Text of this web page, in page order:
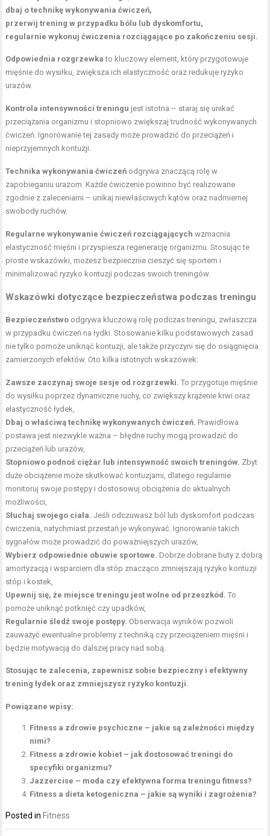
dbaj o technikę wykonywania ćwiczeń,
przerwij trening w przypadku bólu lub dyskomfortu,
regularnie wykonuj ćwiczenia rozciągające po zakończeniu sesji.
Odpowiednia rozgrzewka to kluczowy element, który przygotowuje
mięśnie do wysiłku, zwiększa ich elastyczność oraz redukuje ryzyko
urazów.
Kontrola intensywności treningu jest istotna – staraj się unikać
przeciążania organizmu i stopniowo zwiększaj trudność wykonywanych
ćwiczeń. Ignorowanie tej zasady może prowadzić do przeciążeń i
nieprzyjemnych kontuzji.
Technika wykonywania ćwiczeń odgrywa znaczącą rolę w
zapobieganiu urazom. Każde ćwiczenie powinno być realizowane
zgodnie z zaleceniami – unikaj niewłaściwych kątów oraz nadmiernej
swobody ruchów.
Regularne wykonywanie ćwiczeń rozciągających wzmacnia
elastyczność mięśni i przyspiesza regenerację organizmu. Stosując te
proste wskazówki, możesz bezpiecznie cieszyć się sportem i
minimalizować ryzyko kontuzji podczas swoich treningów.
Wskazówki dotyczące bezpieczeństwa podczas treningu
Bezpieczeństwo odgrywa kluczową rolę podczas treningu, zwłaszcza
w przypadku ćwiczeń na łydki. Stosowanie kilku podstawowych zasad
nie tylko pomoże uniknąć kontuzji, ale także przyczyni się do osiągnięcia
zamierzonych efektów. Oto kilka istotnych wskazówek:
Zawsze zaczynaj swoje sesje od rozgrzewki. To przygotuje mięśnie
do wysiłku poprzez dynamiczne ruchy, co zwiększy krążenie krwi oraz
elastyczność łydek,
Dbaj o właściwą technikę wykonywanych ćwiczeń. Prawidłowa
postawa jest niezwykle ważna – błędne ruchy mogą prowadzić do
przeciążeń lub urazów,
Stopniowo podnoś ciężar lub intensywność swoich treningów. Zbyt
duże obciążenie może skutkować kontuzjami, dlatego regularnie
monitoruj swoje postępy i dostosowuj obciążenia do aktualnych
możliwości,
Słuchaj swojego ciała. Jeśli odczuwasz ból lub dyskomfort podczas
ćwiczenia, natychmiast przestań je wykonywać. Ignorowanie takich
sygnałów może prowadzić do poważniejszych urazów,
Wybierz odpowiednie obuwie sportowe. Dobrze dobrane buty z dobrą
amortyzacją i wsparciem dla stóp znacząco zmniejszają ryzyko kontuzji
stóp i kostek,
Upewnij się, że miejsce treningu jest wolne od przeszkód. To
pomoże uniknąć potknięć czy upadków,
Regularnie śledź swoje postępy. Obserwacja wyników pozwoli
zauważyć ewentualne problemy z techniką czy przeciążeniem mięśni i
będzie motywacją do dalszej pracy nad sobą.
Stosując te zalecenia, zapewnisz sobie bezpieczny i efektywny
trening łydek oraz zmniejszysz ryzyko kontuzji.
Powiązane wpisy:
Fitness a zdrowie psychiczne – jakie są zależności między
nimi?
Fitness a zdrowie kobiet – jak dostosować treningi do
specyfiki organizmu?
Jazzercise – moda czy efektywna forma treningu fitness?
Fitness a dieta ketogeniczna – jakie są wyniki i zagrożenia?
Posted in Fitness